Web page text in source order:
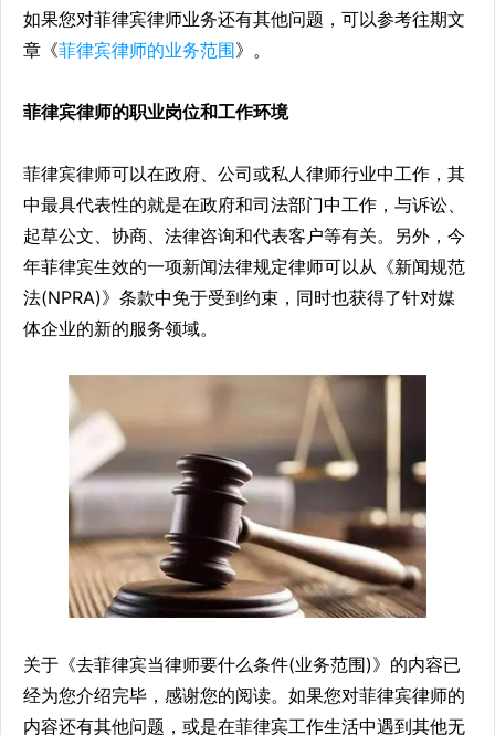
如果您对菲律宾律师业务还有其他问题，可以参考往期文
章《菲律宾律师的业务范围》。
菲律宾律师的职业岗位和工作环境
菲律宾律师可以在政府、公司或私人律师行业中工作，其
中最具代表性的就是在政府和司法部门中工作，与诉讼、
起草公文、协商、法律咨询和代表客户等有关。另外，今
年菲律宾生效的一项新闻法律规定律师可以从《新闻规范
法(NPRA)》条款中免于受到约束，同时也获得了针对媒
体企业的新的服务领域。
关于《去菲律宾当律师要什么条件(业务范围)》的内容已
经为您介绍完毕，感谢您的阅读。如果您对菲律宾律师的
内容还有其他问题，或是在菲律宾工作生活中遇到其他无